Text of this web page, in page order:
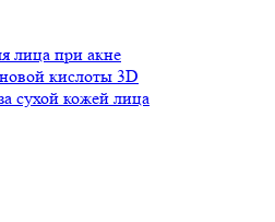
лица при акне
кислоты 3D
сухой кожей лица